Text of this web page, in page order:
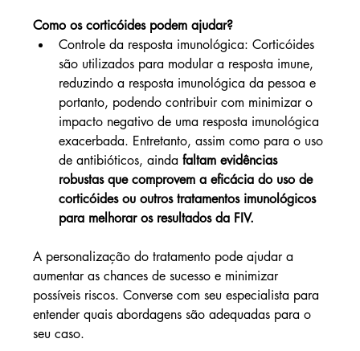
Como os corticóides podem ajudar?
Controle da resposta imunológica: Corticóides
são utilizados para modular a resposta imune,
reduzindo a resposta imunológica da pessoa e
portanto, podendo contribuir com minimizar o
impacto negativo de uma resposta imunológica
exacerbada. Entretanto, assim como para o uso
de antibióticos, ainda faltam evidências
robustas que comprovem a eficácia do uso de
corticóides ou outros tratamentos imunológicos
para melhorar os resultados da FIV.
A personalização do tratamento pode ajudar a
aumentar as chances de sucesso e minimizar
possíveis riscos. Converse com seu especialista para
entender quais abordagens são adequadas para o
seu caso.